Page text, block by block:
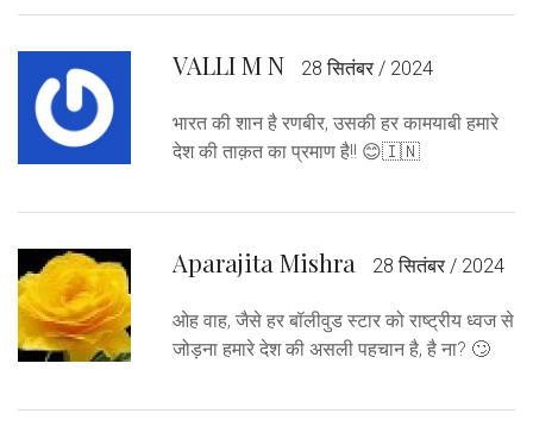
VALLI M N 28 सितंबर / 2024
भारत की शान है रणबीर, उसकी हर कामयाबी हमारे
देश की ताक़त का प्रमाण है!! 😊🇮🇳
Aparajita Mishra 28 सितंबर / 2024
ओह वाह, जैसे हर बॉलीवुड स्टार को राष्ट्रीय ध्वज से
जोड़ना हमारे देश की असली पहचान है, है ना? 🙄